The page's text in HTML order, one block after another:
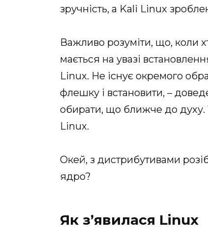
зручність, а Kali Linux
Важливо розуміти, що, коли
мається на увазі
Linux. Не існує окремого
флешку і встановити, –
обирати, що ближче до духу.
Linux.
Окей, з дистрибутивами
ядро?
Як з’явилася Linux